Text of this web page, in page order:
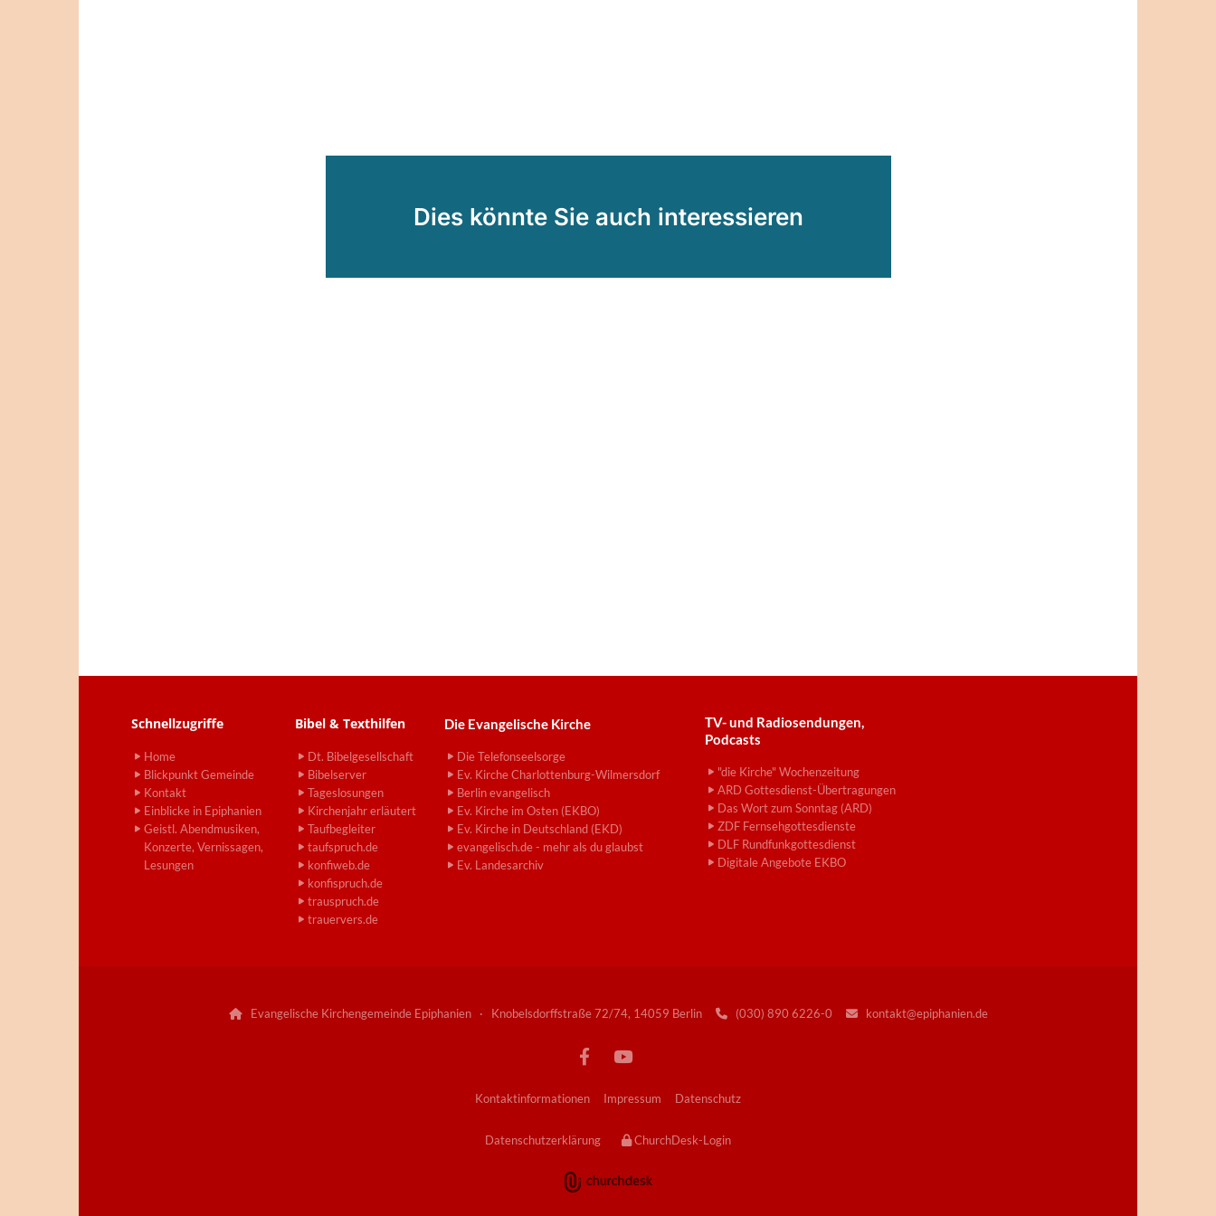
Dies könnte Sie auch interessieren
Schnellzugriffe
Home
Blickpunkt Gemeinde
Kontakt
Einblicke in Epiphanien
Geistl. Abendmusiken,
Konzerte, Vernissagen,
Lesungen
Bibel & Texthilfen
Dt. Bibelgesellschaft
Bibelserver
Tageslosungen
Kirchenjahr erläutert
Taufbegleiter
taufspruch.de
konfiweb.de
konfispruch.de
trauspruch.de
trauervers.de
Die Evangelische Kirche
Die Telefonseelsorge
Ev. Kirche Charlottenburg-Wilmersdorf
Berlin evangelisch
Ev. Kirche im Osten (EKBO)
Ev. Kirche in Deutschland (EKD)
evangelisch.de - mehr als du glaubst
Ev. Landesarchiv
TV- und Radiosendungen,
Podcasts
"die Kirche" Wochenzeitung
ARD Gottesdienst-Übertragungen
Das Wort zum Sonntag (ARD)
ZDF Fernsehgottesdienste
DLF Rundfunkgottesdienst
Digitale Angebote EKBO
Evangelische Kirchengemeinde Epiphanien · Knobelsdorffstraße 72/74, 14059 Berlin (030) 890 6226-0 kontakt@epiphanien.de
Kontaktinformationen Impressum Datenschutz
Datenschutzerklärung ChurchDesk-Login